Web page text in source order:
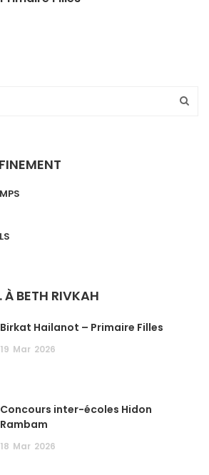
À BETH RIVKAH
Birkat Hailanot – Primaire Filles
19 Mar 2026
Concours inter-écoles Hidon
Rambam
18 Mar 2026